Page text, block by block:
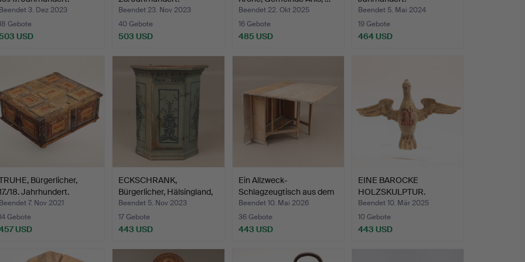
3. Dez 2023
Gebote
USD
Beendet 23. Nov 2023
40 Gebote
503 USD
Beendet 22. Okt 2025
16 Gebote
485 USD
Beendet 5. Mai 2024
19 Gebote
464 USD
Bürgerlicher,
18. Jahrhundert.
7. Nov 2021
Gebote
USD
ECKSCHRANK,
Bürgerlicher, Hälsingland,
dat…
Beendet 5. Nov 2023
17 Gebote
443 USD
Ein Allzweck-
Schlagzeugtisch aus dem
frühe…
Beendet 10. Mai 2026
36 Gebote
443 USD
EINE BAROCKE
HOLZSKULPTUR.
Beendet 10. Mär 2025
10 Gebote
443 USD